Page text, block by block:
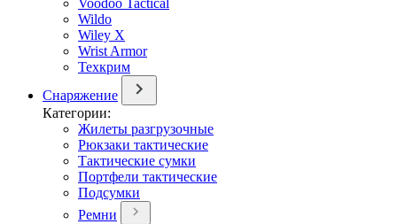
Voodoo Tactical
Wildo
Wiley X
Wrist Armor
Техкрим
Снаряжение
Категории:
Жилеты разгрузочные
Рюкзаки тактические
Тактические сумки
Портфели тактические
Подсумки
Ремни